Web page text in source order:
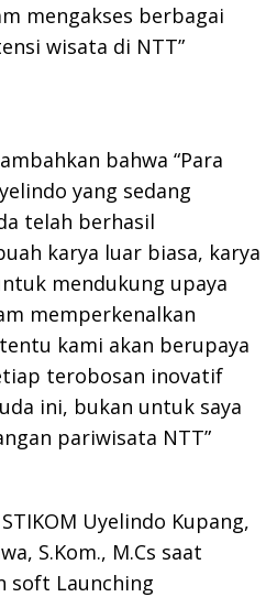
mengakses berbagai
wisata di NTT”
bahwa “Para
yang sedang
telah berhasil
karya luar biasa, karya
mendukung upaya
memperkenalkan
kami akan berupaya
terobosan inovatif
ini, bukan untuk saya
pariwisata NTT”
Uyelindo Kupang,
S.Kom., M.Cs saat
soft Launching